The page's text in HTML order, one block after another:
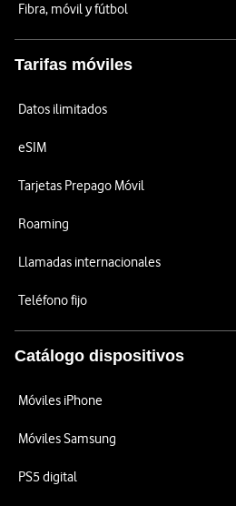
Fibra, móvil y fútbol
Tarifas móviles
Datos ilimitados
eSIM
Tarjetas Prepago Móvil
Roaming
Llamadas internacionales
Teléfono fijo
Catálogo dispositivos
Móviles iPhone
Móviles Samsung
PS5 digital